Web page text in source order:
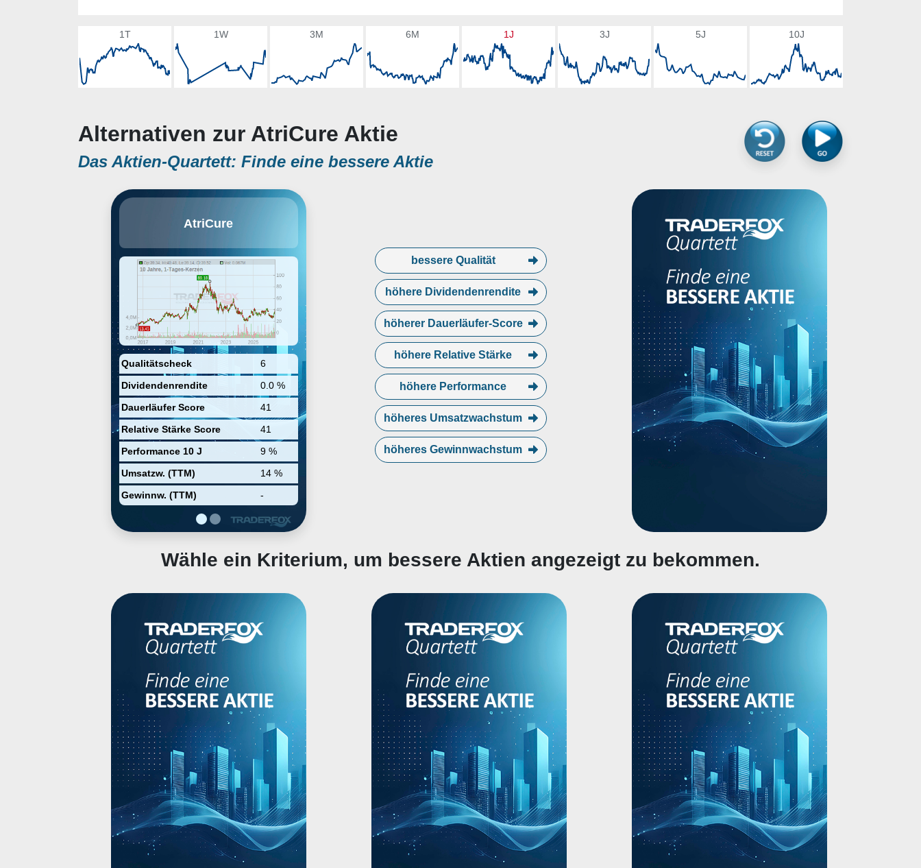
1T 1W 3M 6M 1J 3J 5J 10J
Alternativen zur AtriCure Aktie
Das Aktien-Quartett: Finde eine bessere Aktie
AtriCure
Qualitätscheck
6
Dividendenrendite
0.0 %
Dauerläufer Score
41
Relative Stärke Score
41
Performance 10 J
9 %
Umsatzw. (TTM)
14 %
Gewinnw. (TTM)
-
development, manufacture, and
tissue, and systems for the
exclusion of the left atrial
appendage. Its products include
radio frequency (RF) ablation
pacing and sensing, cryo, left
atrial appendage management,
soft tissue dissection, estech
surgical instrumentation, and cart
configuration. It operates through
the following geographical
segments: United States, Europe,
Asia, and Other International. The
company was founded in 1994
and is headquartered in Mason,
bessere Qualität
höhere Dividendenrendite
höherer Dauerläufer-Score
höhere Relative Stärke
höhere Performance
höheres Umsatzwachstum
höheres Gewinnwachstum
Wähle ein Kriterium, um bessere Aktien angezeigt zu bekommen.